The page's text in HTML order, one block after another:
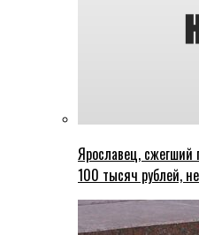
Ярославец, сжегший
100 тысяч рублей,